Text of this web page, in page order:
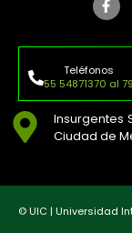
Teléfonos
55 54871370 al 79
Insurgentes
Ciudad de
© UIC | Universidad